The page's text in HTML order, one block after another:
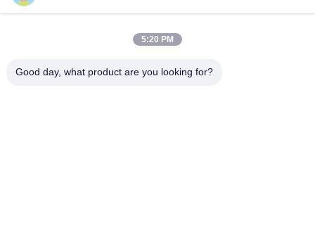
Axit amin Chelate Canxi Magiê Boron Phân bón lỏng hữu cơ
cho nông nghiệp
5:20 PM
Good day, what product are you looking for?